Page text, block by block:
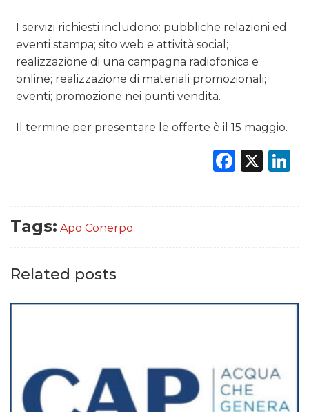
I servizi richiesti includono: pubbliche relazioni ed
eventi stampa; sito web e attività social;
realizzazione di una campagna radiofonica e
online; realizzazione di materiali promozionali;
eventi; promozione nei punti vendita.
Il termine per presentare le offerte è il 15 maggio.
X
Tags: Apo Conerpo
Related posts